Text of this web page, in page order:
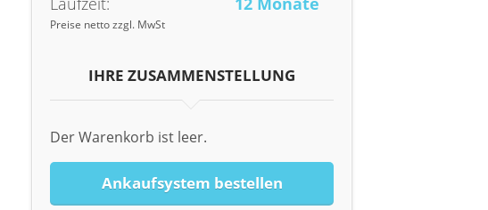
Preise netto zzgl. MwSt
IHRE ZUSAMMENSTELLUNG
Der Warenkorb ist leer.
Ankaufsystem bestellen